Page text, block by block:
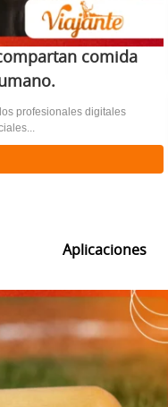
comida
profesionales digitales
Aplicaciones